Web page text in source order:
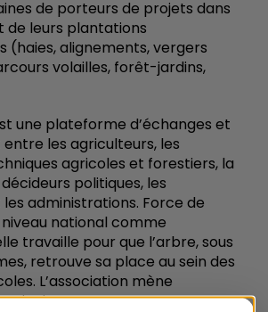
de porteurs de projets dans
de leurs plantations
(haies, alignements, vergers
volailles, forêt-jardins,
une plateforme d’échanges et
les agriculteurs, les
agricoles et forestiers, la
politiques, les
administrations. Force de
national comme
travaille pour que l’arbre, sous
retrouve sa place au sein des
L’association mène
: